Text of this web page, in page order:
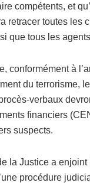
compétents, et
retracer toutes les
que tous les
conformément à
du terrorisme,
verbaux
financiers
suspects.
la Justice a
procédure